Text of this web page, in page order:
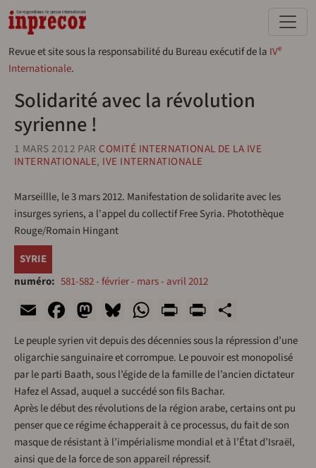
Aller au contenu principal
Revue et site sous la responsabilité du Bureau exécutif de la IVe
Internationale.
Solidarité avec la révolution
syrienne !
1 MARS 2012 PAR COMITÉ INTERNATIONAL DE LA IVE
INTERNATIONALE, IVE INTERNATIONALE
Marseillle, le 3 mars 2012. Manifestation de solidarite avec les
insurges syriens, a l'appel du collectif Free Syria. Photothèque
Rouge/Romain Hingant
SYRIE
numéro
581-582 - février - mars - avril 2012
EmailFacebook
Mastodon
Bluesky
WhatsApp
Print
Le peuple syrien vit depuis des décennies sous la répression d’une
oligarchie sanguinaire et corrompue. Le pouvoir est monopolisé
par le parti Baath, sous l’égide de la famille de l’ancien dictateur
Hafez el Assad, auquel a succédé son fils Bachar.
Après le début des révolutions de la région arabe, certains ont pu
penser que ce régime échapperait à ce processus, du fait de son
masque de résistant à l’impérialisme mondial et à l’État d’Israël,
ainsi que de la force de son appareil répressif.